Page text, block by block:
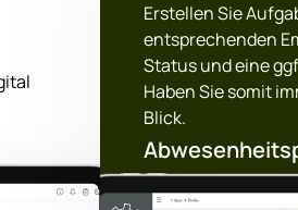
Erstellen Sie
entsprechenden
Status und eine
Haben Sie somit
Blick.